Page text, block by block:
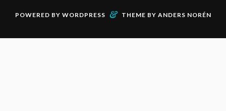
POWERED BY WORDPRESS & THEME BY ANDERS NORÉN